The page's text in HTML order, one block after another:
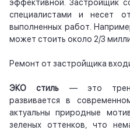
эффективной. Застройщик
специалистами и несет
выполненных работ.
может стоить около 2/3
Ремонт от застройщика
ЭКО стиль — это
развивается в
актуальны природные
зеленых оттенков, что